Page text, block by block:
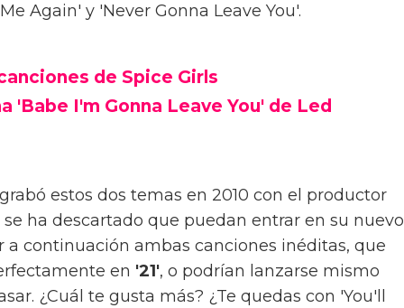
Again' y 'Never Gonna Leave You'.
de Spice Girls
'Babe I'm Gonna Leave You' de Led
estos dos temas en 2010 con el productor
se ha descartado que puedan entrar en su nuevo
a continuación ambas canciones inéditas, que
en '21', o podrían lanzarse mismo
¿Cuál te gusta más? ¿Te quedas con 'You'll